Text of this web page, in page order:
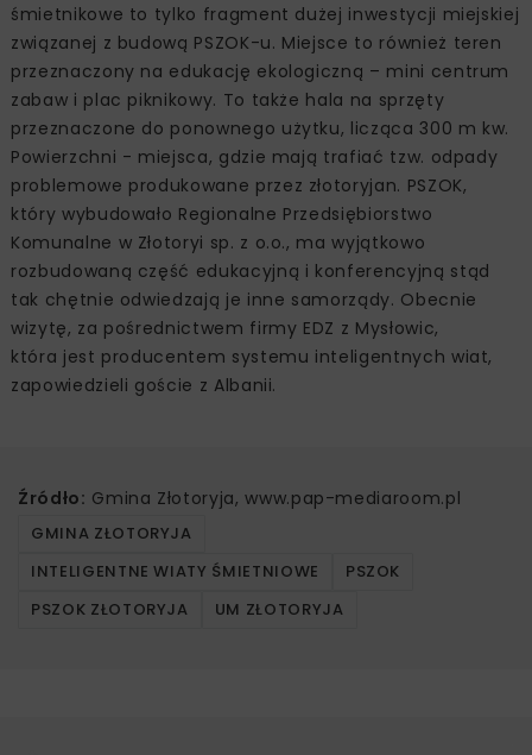
śmietnikowe to tylko fragment dużej inwestycji miejskiej
związanej z budową PSZOK-u. Miejsce to również teren
przeznaczony na edukację ekologiczną – mini centrum
zabaw i plac piknikowy. To także hala na sprzęty
przeznaczone do ponownego użytku, licząca 300 m kw.
Powierzchni - miejsca, gdzie mają trafiać tzw. odpady
problemowe produkowane przez złotoryjan. PSZOK,
który wybudowało Regionalne Przedsiębiorstwo
Komunalne w Złotoryi sp. z o.o., ma wyjątkowo
rozbudowaną część edukacyjną i konferencyjną stąd
tak chętnie odwiedzają je inne samorządy. Obecnie
wizytę, za pośrednictwem firmy EDZ z Mysłowic,
która jest producentem systemu inteligentnych wiat,
zapowiedzieli goście z Albanii.
Źródło: Gmina Złotoryja, www.pap-mediaroom.pl
GMINA ZŁOTORYJA
INTELIGENTNE WIATY ŚMIETNIOWE
PSZOK
PSZOK ZŁOTORYJA
UM ZŁOTORYJA